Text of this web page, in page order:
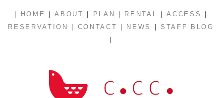
| HOME |ABOUT | PLAN | RENTAL |ACCESS |
RESERVATION | CONTACT | NEWS | STAFF BLOG
|